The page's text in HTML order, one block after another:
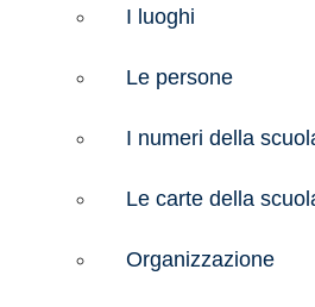
I luoghi
Le persone
I numeri della
Le carte della
Organizzazione